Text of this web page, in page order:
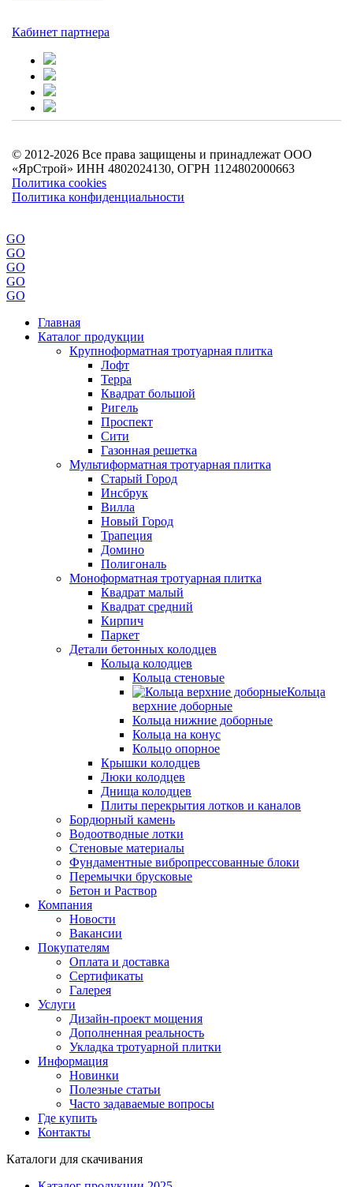
Кабинет партнера
© 2012-2026 Все права защищены и принадлежат ООО
«ЯрСтрой» ИНН 4802024130, ОГРН 1124802000663
Политика cookies
Политика конфиденциальности
GO
GO
GO
GO
GO
Главная
Каталог продукции
Крупноформатная тротуарная плитка
Лофт
Терра
Квадрат большой
Ригель
Проспект
Сити
Газонная решетка
Мультиформатная тротуарная плитка
Старый Город
Инсбрук
Вилла
Новый Город
Трапеция
Домино
Полигональ
Моноформатная тротуарная плитка
Квадрат малый
Квадрат средний
Кирпич
Паркет
Детали бетонных колодцев
Кольца колодцев
Кольца стеновые
Кольца
верхние доборные
Кольца нижние доборные
Кольца на конус
Кольцо опорное
Крышки колодцев
Люки колодцев
Днища колодцев
Плиты перекрытия лотков и каналов
Бордюрный камень
Водоотводные лотки
Стеновые материалы
Фундаментные вибропрессованные блоки
Перемычки брусковые
Бетон и Раствор
Компания
Новости
Вакансии
Покупателям
Оплата и доставка
Сертификаты
Галерея
Услуги
Дизайн-проект мощения
Дополненная реальность
Укладка тротуарной плитки
Информация
Новинки
Полезные статьи
Часто задаваемые вопросы
Где купить
Контакты
Каталоги для скачивания